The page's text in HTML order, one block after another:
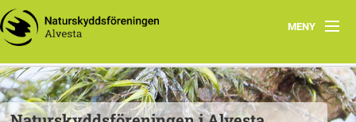
MENY
Program
Grupper